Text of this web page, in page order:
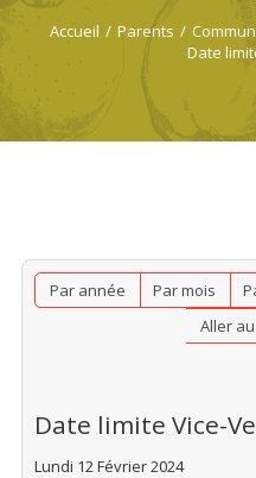
Accueil / Parents /
Date
Par année Par mois
Aller
Date limite Vice-
Lundi 12 Février 2024